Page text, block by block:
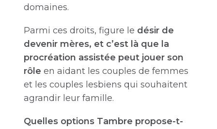
domaines.
Parmi ces droits, figure le désir de
devenir mères, et c’est là que la
procréation assistée peut jouer son
rôle en aidant les couples de femmes
et les couples lesbiens qui souhaitent
agrandir leur famille.
Quelles options Tambre propose-t-